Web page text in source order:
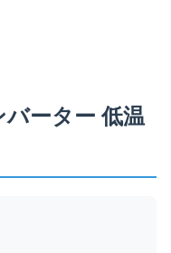
ーター 低温